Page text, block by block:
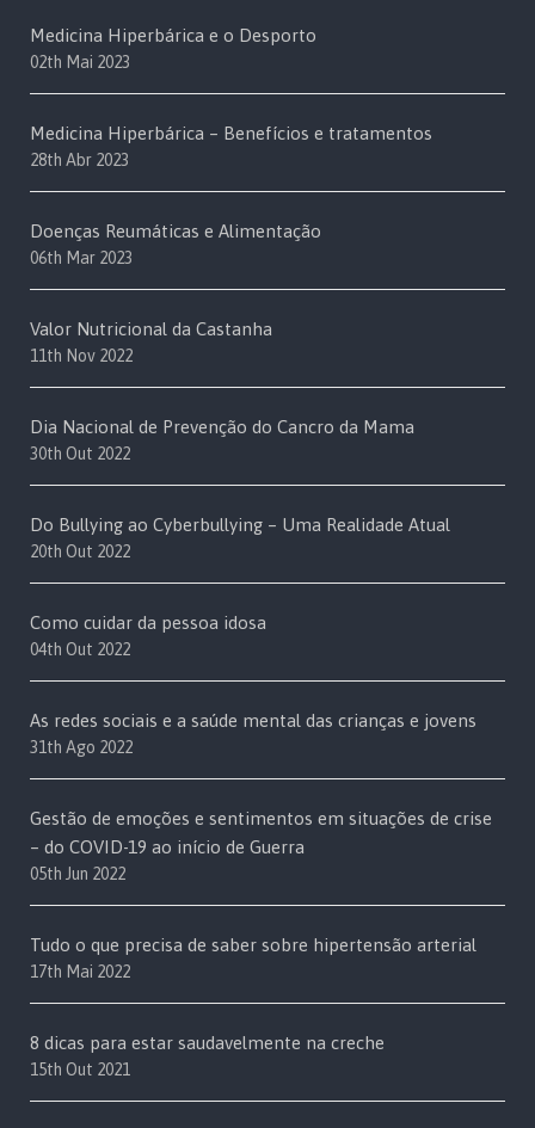
Medicina Hiperbárica e o Desporto
02th Mai 2023
Medicina Hiperbárica – Benefícios e tratamentos
28th Abr 2023
Doenças Reumáticas e Alimentação
06th Mar 2023
Valor Nutricional da Castanha
11th Nov 2022
Dia Nacional de Prevenção do Cancro da Mama
30th Out 2022
Do Bullying ao Cyberbullying – Uma Realidade Atual
20th Out 2022
Como cuidar da pessoa idosa
04th Out 2022
As redes sociais e a saúde mental das crianças e jovens
31th Ago 2022
Gestão de emoções e sentimentos em situações de crise
– do COVID-19 ao início de Guerra
05th Jun 2022
Tudo o que precisa de saber sobre hipertensão arterial
17th Mai 2022
8 dicas para estar saudavelmente na creche
15th Out 2021